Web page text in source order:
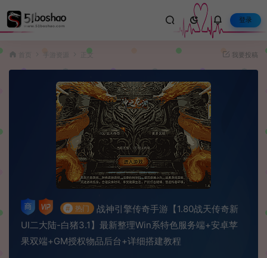
登录
手游资源 正文 我要投稿
# 热门
战神引擎传奇手游【1.80战天传奇新
UI二大陆-白猪3.1】最新整理Win系特色服务端+安卓苹
果双端+GM授权物品后台+详细搭建教程